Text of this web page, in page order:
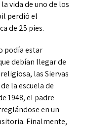
vida de uno de los
perdió el
de 25 pies.
podía estar
debían llegar de
las Siervas
la escuela de
1948, el padre
en un
Finalmente,